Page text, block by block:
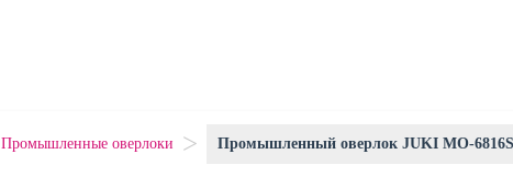
Промышленные оверлоки > Промышленный оверлок JUKI МО-